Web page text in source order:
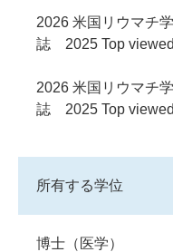
2026 米国リウマチ
誌 2025 Top
2026 米国リウマチ
誌 2025 Top
所有する学位
博士（医学）